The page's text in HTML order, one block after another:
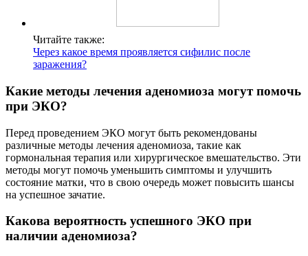
Читайте также:
Через какое время проявляется сифилис после
заражения?
Какие методы лечения аденомиоза могут помочь
при ЭКО?
Перед проведением ЭКО могут быть рекомендованы
различные методы лечения аденомиоза, такие как
гормональная терапия или хирургическое вмешательство. Эти
методы могут помочь уменьшить симптомы и улучшить
состояние матки, что в свою очередь может повысить шансы
на успешное зачатие.
Какова вероятность успешного ЭКО при
наличии аденомиоза?